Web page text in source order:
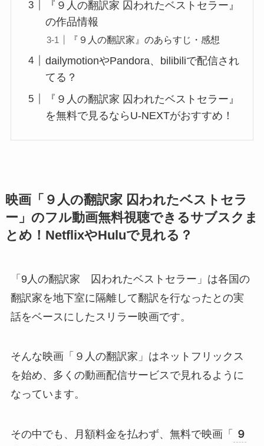
『９人の翻訳家 囚われたベストセラー』
の作品情報
『９人の翻訳家』のあらすじ・感想
dailymotionやPandora、bilibiliで配信され
てる？
『９人の翻訳家 囚われたベストセラー』
を無料で見るならU-NEXTがおすすめ！
映画「９人の翻訳家 囚われたベストセラ
ー」のフル動画無料視聴できるサブスクま
とめ！NetflixやHuluで見れる？
「9人の翻訳家 囚われたベストセラー」は各国の
翻訳家を地下室に隔離して翻訳を行なったとの実
話をベースにしたスリラー映画です。
そんな映画「９人の翻訳家」はネットフリックス
を始め、多くの動画配信サービスで見れるように
なっています。
その中でも、月額料金を払わず、無料で映画「
９